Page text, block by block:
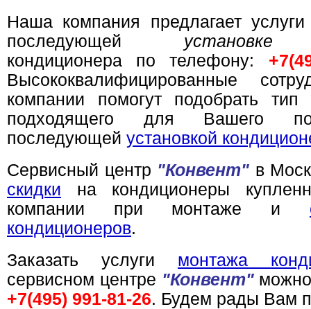
Наша компания предлагает
последующей установке
кондиционера по телефону:
Высококвалифицированные
компании помогут подобрать тип
подходящего для Вашего
последующей установкой
Сервисный центр "Конвент" в
скидки на кондиционеры
компании при монтаже и
кондиционеров.
Заказать услуги монтажа
сервисном центре "Конвент"можно
+7(495) 991-81-26. Будем рады Вам